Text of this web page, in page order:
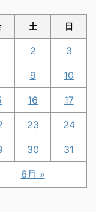
土 日
6月 »
2 3
9 10
16 17
23 24
30 31